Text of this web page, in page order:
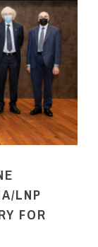
LNP
FOR